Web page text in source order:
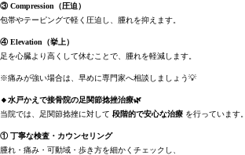
③ Compression（圧迫）
包帯やテーピングで軽く圧迫し、腫れを抑えます。
④ Elevation（挙上）
足を心臓より高くして休むことで、腫れを軽減します。
※痛みが強い場合は、早めに専門家へ相談しましょう💡
🔸水戸かえで接骨院の足関節捻挫治療🌿
当院では、足関節捻挫に対して 段階的で安心な治療 を行っています。
① 丁寧な検査・カウンセリング
腫れ・痛み・可動域・歩き方を細かくチェックし、